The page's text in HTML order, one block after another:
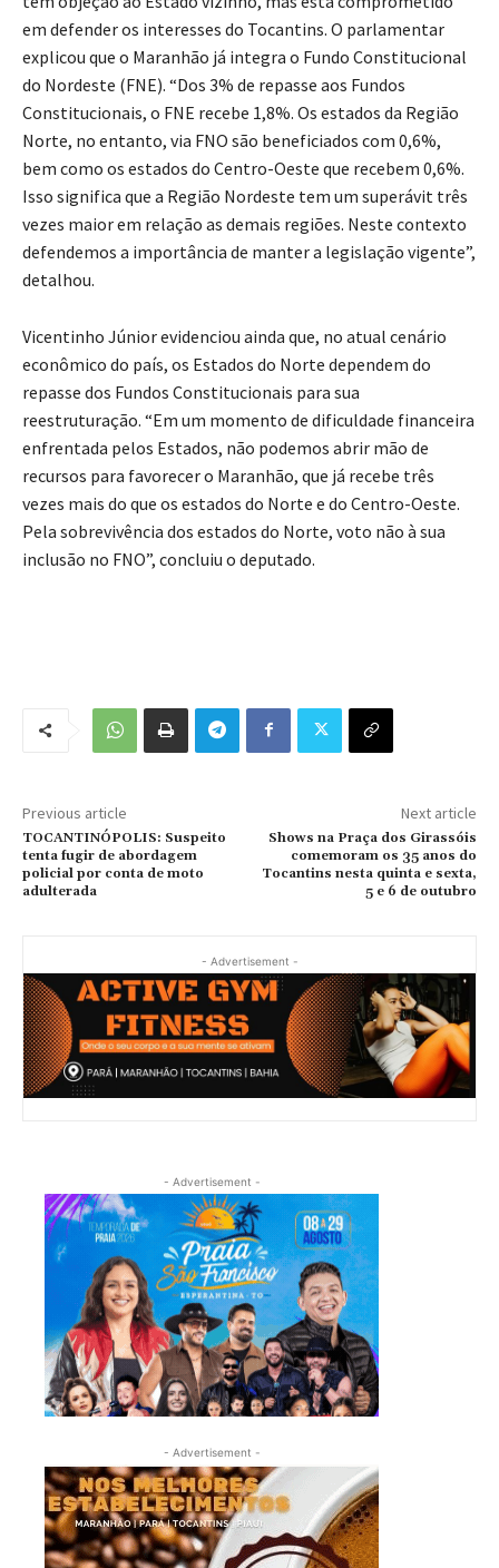
em defender os interesses do Tocantins. O parlamentar
explicou que o Maranhão já integra o Fundo Constitucional
do Nordeste (FNE). “Dos 3% de repasse aos Fundos
Constitucionais, o FNE recebe 1,8%. Os estados da Região
Norte, no entanto, via FNO são beneficiados com 0,6%,
bem como os estados do Centro-Oeste que recebem 0,6%.
Isso significa que a Região Nordeste tem um superávit três
vezes maior em relação as demais regiões. Neste contexto
defendemos a importância de manter a legislação vigente”,
detalhou.
Vicentinho Júnior evidenciou ainda que, no atual cenário
econômico do país, os Estados do Norte dependem do
repasse dos Fundos Constitucionais para sua
reestruturação. “Em um momento de dificuldade financeira
enfrentada pelos Estados, não podemos abrir mão de
recursos para favorecer o Maranhão, que já recebe três
vezes mais do que os estados do Norte e do Centro-Oeste.
Pela sobrevivência dos estados do Norte, voto não à sua
inclusão no FNO”, concluiu o deputado.
Previous article
TOCANTINÓPOLIS: Suspeito
tenta fugir de abordagem
policial por conta de moto
adulterada
Next article
Shows na Praça dos Girassóis
comemoram os 35 anos do
Tocantins nesta quinta e sexta,
5 e 6 de outubro
- Advertisement -
- Advertisement -
- Advertisement -